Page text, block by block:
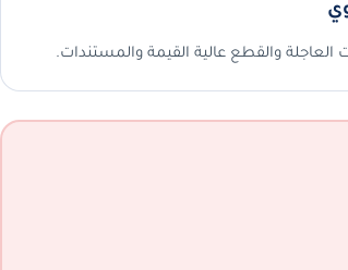
العاجلة والقطع عالية القيمة والمستندات.